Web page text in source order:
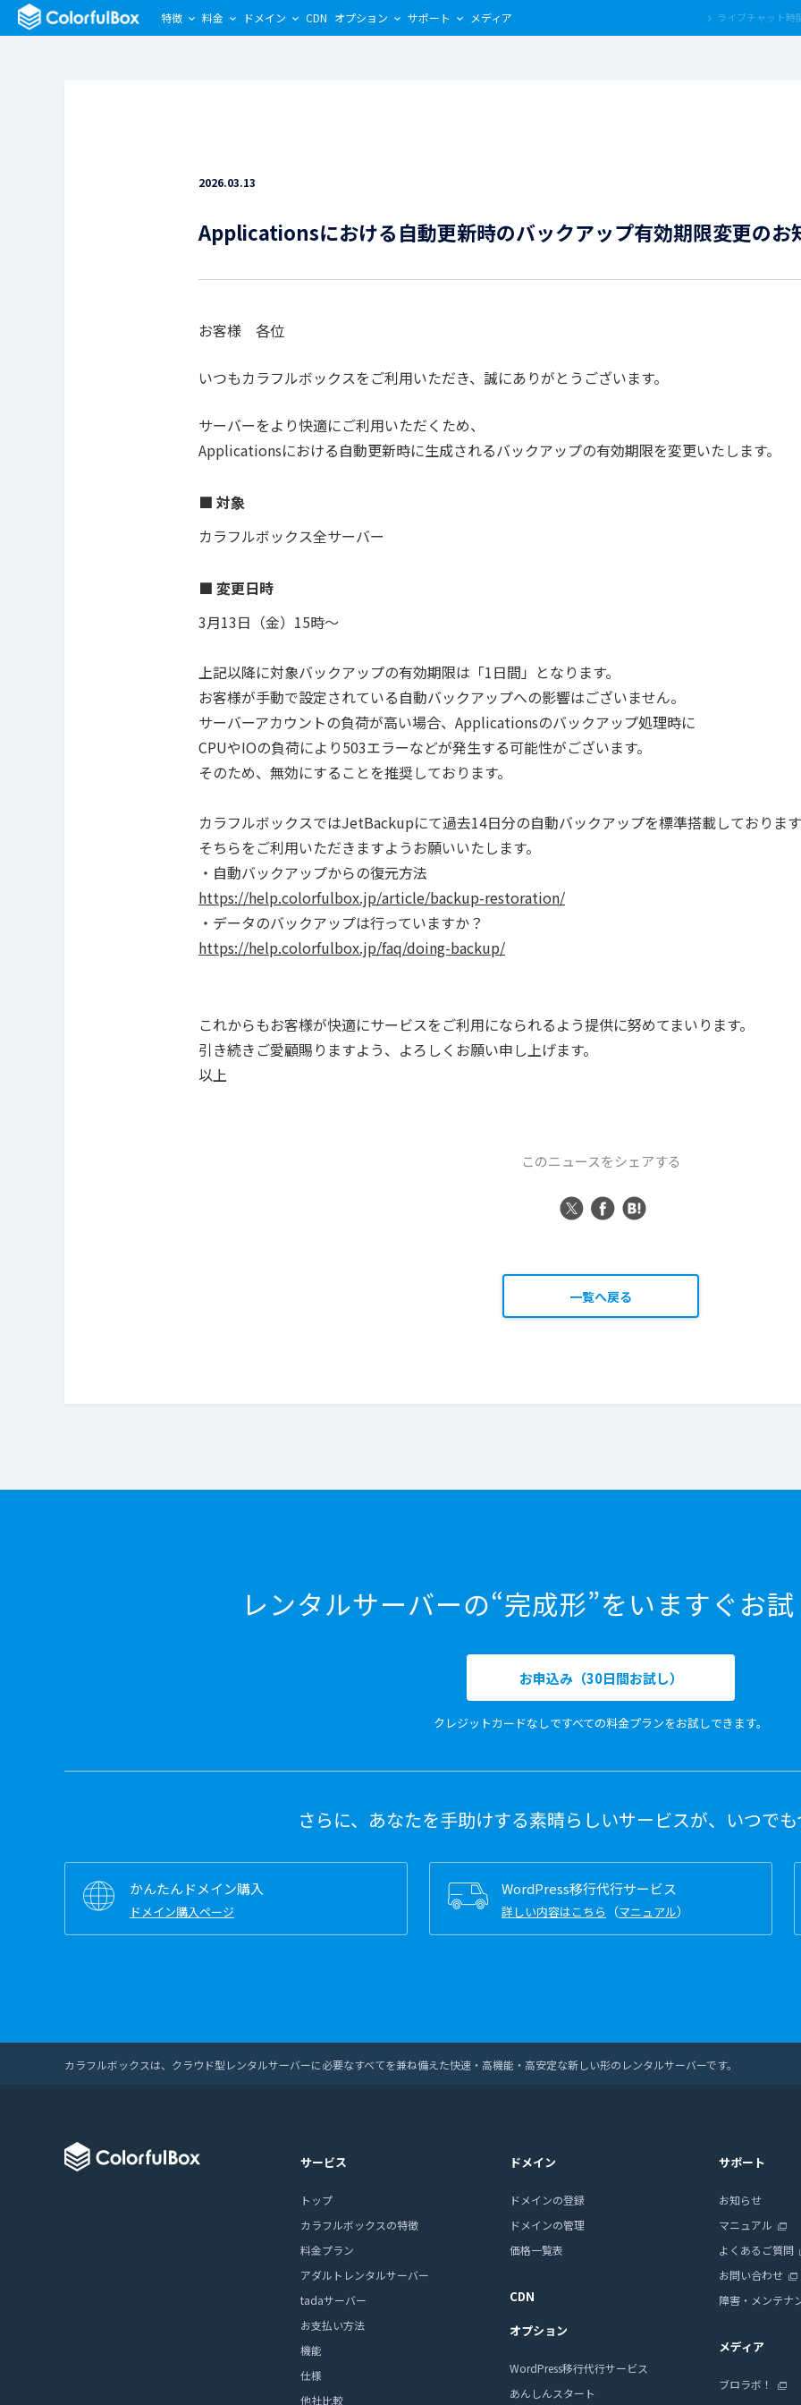
特徴 料金 ドメイン CDN オプション サポート メディア
2026.03.13
Applicationsにおける自動更新時のバックアップ有効期限変更のお
お客様 各位
いつもカラフルボックスをご利用いただき、誠にありがとうございます。
サーバーをより快適にご利用いただくため、
Applicationsにおける自動更新時に生成されるバックアップの有効期限を変更いたします。
■ 対象
カラフルボックス全サーバー
■ 変更日時
3月13日（金）15時～
上記以降に対象バックアップの有効期限は「1日間」となります。
お客様が手動で設定されている自動バックアップへの影響はございません。
サーバーアカウントの負荷が高い場合、Applicationsのバックアップ処理時に
CPUやIOの負荷により503エラーなどが発生する可能性がございます。
そのため、無効にすることを推奨しております。
カラフルボックスではJetBackupにて過去14日分の自動バックアップを標準搭載しておりま
そちらをご利用いただきますようお願いいたします。
・自動バックアップからの復元方法
https://help.colorfulbox.jp/article/backup-restoration/
・データのバックアップは行っていますか？
https://help.colorfulbox.jp/faq/doing-backup/
これからもお客様が快適にサービスをご利用になられるよう提供に努めてまいります。
引き続きご愛顧賜りますよう、よろしくお願い申し上げます。
以上
このニュースをシェアする
一覧へ戻る
レンタルサーバーの“完成形”をいますぐお
お申込み（30日間お試し）
クレジットカードなしですべての料金プランをお試しできます。
さらに、あなたを手助けする素晴らしいサービスが、いつで
かんたんドメイン購入
ドメイン購入ページ
WordPress移行代行サービス
詳しい内容はこちら （マニュアル）
カラフルボックスは、クラウド型レンタルサーバーに必要なすべてを兼ね備えた快速・高機能・高安定な新しい形のレンタルサーバーです。
サービス
トップ
カラフルボックスの特徴
料金プラン
アダルトレンタルサーバー
tadaサーバー
お支払い方法
機能
仕様
他社比較
ドメイン
ドメインの登録
ドメインの管理
価格一覧表
CDN
オプション
WordPress移行代行サービス
あんしんスタート
サポート
お知らせ
マニュアル
よくあるご質問
お問い合わせ
障害・メンテナ
メディア
ブロラボ！